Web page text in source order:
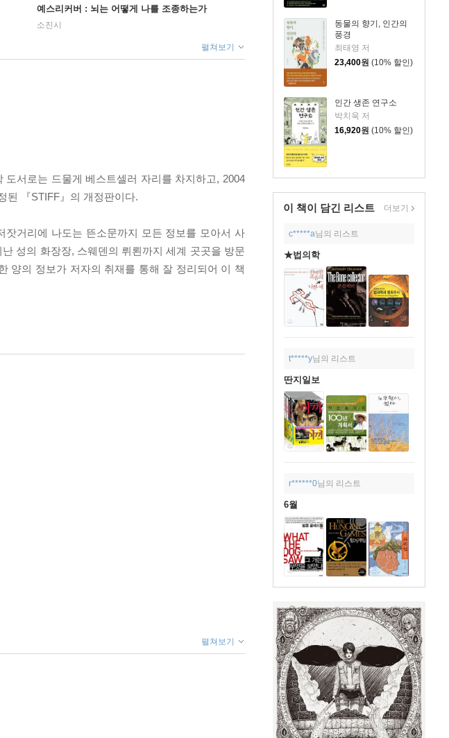
동물의 향기, 인간의
풍경
최태영 저
23,400원 (10% 할인)
인간 생존 연구소
박치욱 저
16,920원 (10% 할인)
이 책이 담긴 리스트 더보기
c*****a님의 리스트
★법의학
t*****y님의 리스트
딴지일보
r******0님의 리스트
6월
예스리커버 : 뇌는 어떻게 나를 조종하는가
소진시
펼쳐보기
서로는 드물게 베스트셀러 자리를 차지하고, 2004
된 『STIFF』의 개정판이다.
거리에 나도는 뜬소문까지 모든 정보를 모아서 사
성의 화장장, 스웨덴의 뤼뢴까지 세계 곳곳을 방문
양의 정보가 저자의 취재를 통해 잘 정리되어 이 책
펼쳐보기